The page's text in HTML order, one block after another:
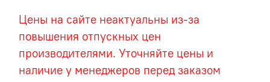
Цены на сайте неактуальны из-за
повышения отпускных цен
производителями. Уточняйте цены и
наличие у менеджеров перед заказом